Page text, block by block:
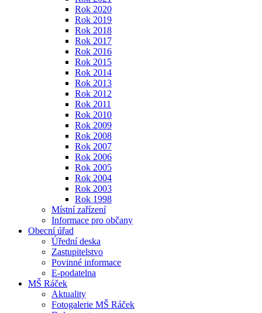
Rok 2020
Rok 2019
Rok 2018
Rok 2017
Rok 2016
Rok 2015
Rok 2014
Rok 2013
Rok 2012
Rok 2011
Rok 2010
Rok 2009
Rok 2008
Rok 2007
Rok 2006
Rok 2005
Rok 2004
Rok 2003
Rok 1998
Místní zařízení
Informace pro občany
Obecní úřad
Úřední deska
Zastupitelstvo
Povinné informace
E-podatelna
MŠ Ráček
Aktuality
Fotogalerie MŠ Ráček